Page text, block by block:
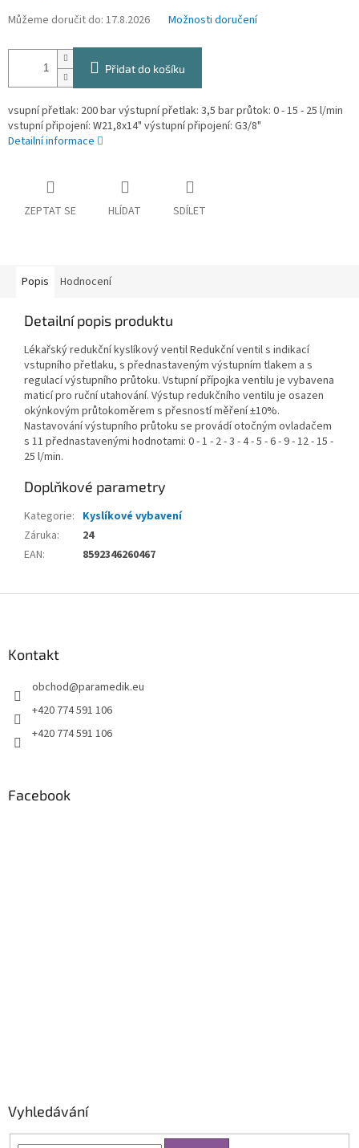
Můžeme doručit do: 17.8.2026 Možnosti doručení
Přidat do košíku
vsupní přetlak: 200 bar výstupní přetlak: 3,5 bar průtok: 0 - 15 - 25 l/min
vstupní připojení: W21,8x14" výstupní připojení: G3/8"
Detailní informace
ZEPTAT SE HLÍDAT SDÍLET
Popis Hodnocení
Detailní popis produktu
Lékařský redukční kyslíkový ventil Redukční ventil s indikací
vstupního přetlaku, s přednastaveným výstupním tlakem a s
regulací výstupního průtoku. Vstupní přípojka ventilu je vybavena
maticí pro ruční utahování. Výstup redukčního ventilu je osazen
okýnkovým průtokoměrem s přesností měření ±10%.
Nastavování výstupního průtoku se provádí otočným ovladačem
s 11 přednastavenými hodnotami: 0 - 1 - 2 - 3 - 4 - 5 - 6 - 9 - 12 - 15 -
25 l/min.
Doplňkové parametry
Kategorie: Kyslíkové vybavení
Záruka:
24
EAN: 8592346260467
Kontakt
obchod@paramedik.eu
+420 774 591 106
+420 774 591 106
Facebook
Vyhledávání